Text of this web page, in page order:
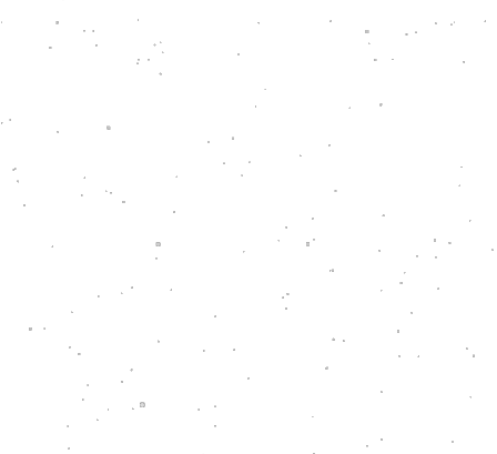
採用情報
お問い合わせ